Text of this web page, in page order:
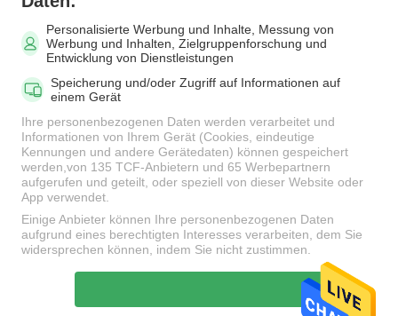
MPO Glasfaserkabel LWL-Patchkabel
Faser-
Verbindungsstücke
LWL Pigtail LWL Dämpfungsglied
Fiber Optic-Splitter LWL-Kabel
Personalisierte Werbung und Inhalte, Messung von
Werbung und Inhalten, Zielgruppenforschung und
Entwicklung von Dienstleistungen
Speicherung und/oder Zugriff auf Informationen auf
einem Gerät
Ihre personenbezogenen Daten werden verarbeitet und
Informationen von Ihrem Gerät (Cookies, eindeutige
Kennungen und andere Gerätedaten) können gespeichert
werden,von 135 TCF-Anbietern und 65 Werbepartnern
aufgerufen und geteilt, oder speziell von dieser Website oder
App verwendet.
Einige Anbieter können Ihre personenbezogenen Daten
aufgrund eines berechtigten Interesses verarbeiten, dem Sie
widersprechen können, indem Sie nicht zustimmen.